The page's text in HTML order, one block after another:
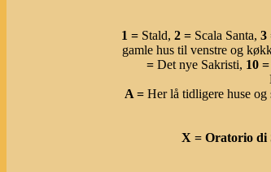
1 = Stald, 2 = Scala Santa, 3
gamle hus til venstre og
= Det nye Sakristi, 10 =
A = Her lå tidligere huse og
X = Oratorio di